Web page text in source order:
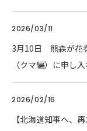
2026/03/11
3月10日 熊森が花
（クマ編）に申し
2026/02/16
【北海道知事へ、